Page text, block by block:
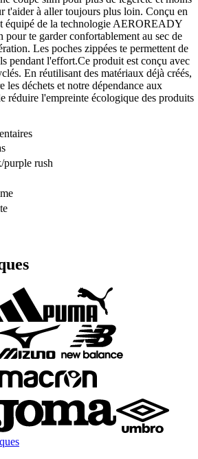
t'aider à aller toujours plus loin. Conçu en
équipé de la technologie AEROREADY
pour te garder confortablement au sec de
Les poches zippées te permettent de
pendant l'effort.Ce produit est conçu avec
En réutilisant des matériaux déjà créés,
les déchets et notre dépendance aux
réduire l'empreinte écologique des produits
purple rush